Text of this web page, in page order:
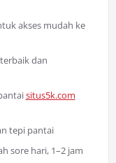
akses mudah ke
dan
situs5k.com
tepi pantai
sore hari, 1–2 jam